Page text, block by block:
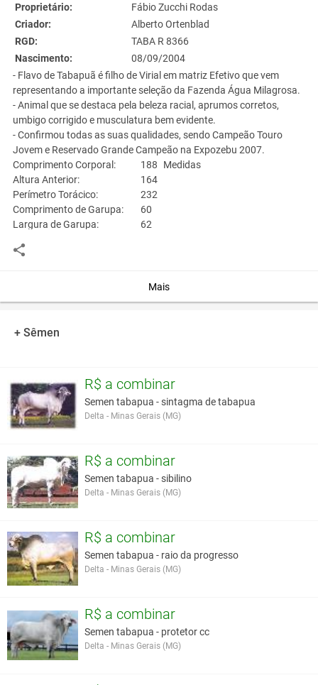
Proprietário:
Fábio Zucchi Rodas
Criador:
Alberto Ortenblad
RGD:
TABA R 8366
Nascimento:
08/09/2004
- Flavo de Tabapuã é filho de Virial em matriz Efetivo que vem
representando a importante seleção da Fazenda Água Milagrosa.
- Animal que se destaca pela beleza racial, aprumos corretos,
umbigo corrigido e musculatura bem evidente.
- Confirmou todas as suas qualidades, sendo Campeão Touro
Jovem e Reservado Grande Campeão na Expozebu 2007.
Medidas
Comprimento Corporal:
188
Altura Anterior:
164
Perímetro Torácico:
232
Comprimento de Garupa:
60
Largura de Garupa:
62
Circunferência Escrotal:
TAB.
(1368)
Impia
(336)
Iluminismo
(1206)
Realizador
de TAB.
(2260)
TAB. (C 1631)
Sacha de
TAB. (A
5914)
2132)
Ubirite de
TAB.
Mais
+ Sêmen
R$ a combinar
Semen tabapua - sintagma de tabapua
Delta - Minas Gerais (MG)
R$ a combinar
Semen tabapua - sibilino
Delta - Minas Gerais (MG)
R$ a combinar
Semen tabapua - raio da progresso
Delta - Minas Gerais (MG)
R$ a combinar
Semen tabapua - protetor cc
Delta - Minas Gerais (MG)